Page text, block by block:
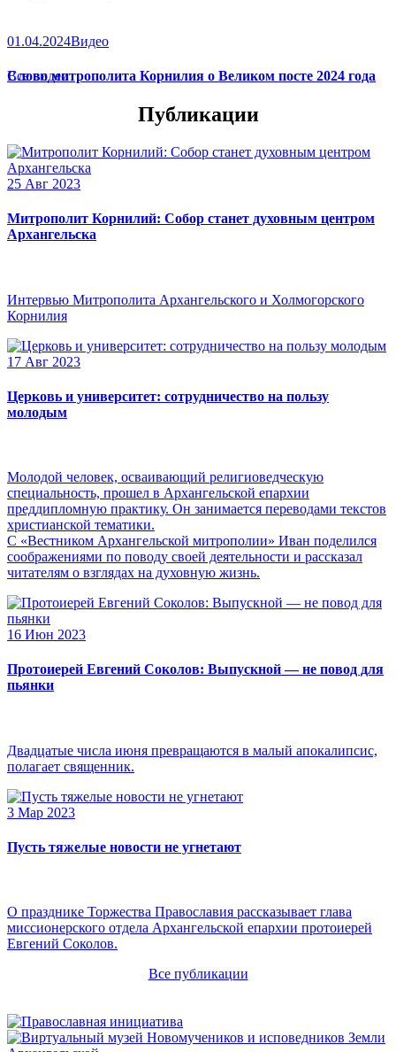
01.04.2024Видео
Слово митрополита Корнилия о Великом посте 2024 года
Все видео
Публикации
25 Авг 2023
Митрополит Корнилий: Собор станет духовным центром
Архангельска
Интервью Митрополита Архангельского и Холмогорского
Корнилия
17 Авг 2023
Церковь и университет: сотрудничество на пользу
молодым
Молодой человек, осваивающий религиоведческую
специальность, прошел в Архангельской епархии
преддипломную практику. Он занимается переводами текстов
христианской тематики.
С «Вестником Архангельской митрополии» Иван поделился
соображениями по поводу своей деятельности и рассказал
читателям о взглядах на духовную жизнь.
16 Июн 2023
Протоиерей Евгений Соколов: Выпускной — не повод для
пьянки
Двадцатые числа июня превращаются в малый апокалипсис,
полагает священник.
3 Мар 2023
Пусть тяжелые новости не угнетают
О празднике Торжества Православия рассказывает глава
миссионерского отдела Архангельской епархии протоиерей
Евгений Соколов.
Все публикации